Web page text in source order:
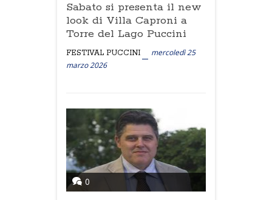
Sabato si presenta il new
look di Villa Caproni a
Torre del Lago Puccini
FESTIVAL PUCCINI
mercoledì 25
marzo 2026
0